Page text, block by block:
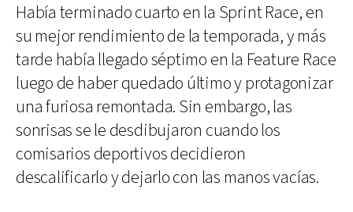
Había terminado cuarto en la Sprint Race, en
su mejor rendimiento de la temporada, y más
tarde había llegado séptimo en la Feature Race
luego de haber quedado último y protagonizar
una furiosa remontada. Sin embargo, las
sonrisas se le desdibujaron cuando los
comisarios deportivos decidieron
descalificarlo y dejarlo con las manos vacías.